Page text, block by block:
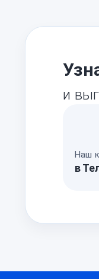
и
Наш
в